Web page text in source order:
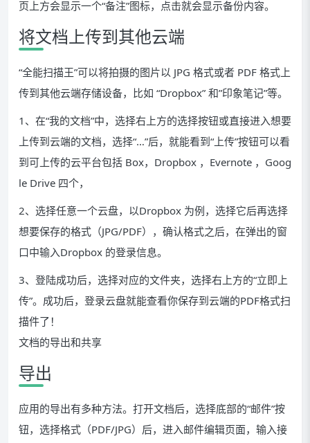
页上方会显示一个“备注”图标，点击就会显示备份内容。
将文档上传到其他云端
“全能扫描王”可以将拍摄的图片以 JPG 格式或者 PDF 格式上
传到其他云端存储设备，比如 “Dropbox” 和”印象笔记”等。
1、在“我的文档”中，选择右上方的选择按钮或直接进入想要
上传到云端的文档，选择“…”后，就能看到“上传”按钮可以看
到可上传的云平台包括 Box，Dropbox ，Evernote ，Goog
le Drive 四个，
2、选择任意一个云盘，以Dropbox 为例，选择它后再选择
想要保存的格式（JPG/PDF），确认格式之后，在弹出的窗
口中输入Dropbox 的登录信息。
3、登陆成功后，选择对应的文件夹，选择右上方的“立即上
传”。成功后，登录云盘就能查看你保存到云端的PDF格式扫
描件了！
文档的导出和共享
导出
应用的导出有多种方法。打开文档后，选择底部的“邮件”按
钮，选择格式（PDF/JPG）后，进入邮件编辑页面，输入接